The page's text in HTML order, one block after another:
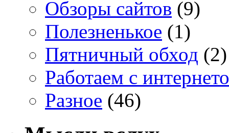
Обзоры сайтов (9)
Полезненькое (1)
Пятничный обход (2)
Работаем с
Разное (46)